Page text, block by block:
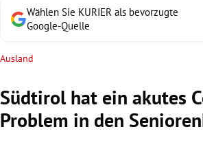
Untermenü
Untermenü
Untermenü
Untermenü
Wählen Sie KURIER als bevorzugte
Google-Quelle
Ausland
Südtirol hat ein akutes
Problem in den